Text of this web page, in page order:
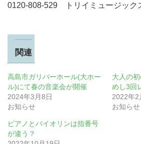
0120-808-529 トリイミュージック
関連
高島市ガリバーホール(大ホー
ル)にて春の音楽会が開催
2024年3月8日
お知らせ
大人の
めし3回
2022年2
お知らせ
ピアノとバイオリンは指番号
が違う？